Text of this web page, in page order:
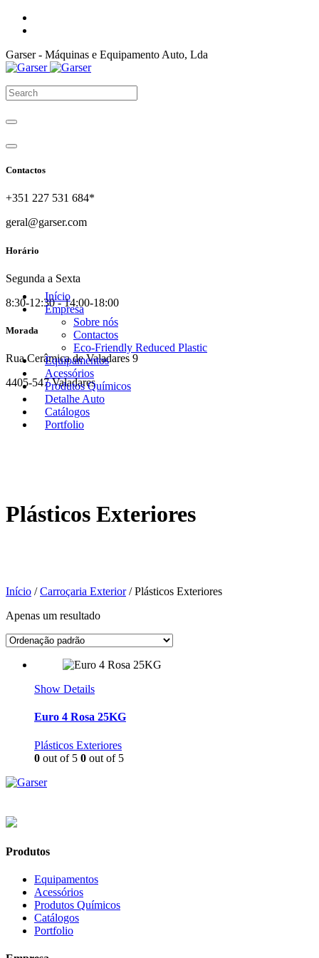
Garser - Máquinas e Equipamento Auto, Lda
Contactos
+351 227 531 684*
geral@garser.com
Horário
Segunda a Sexta
8:30-12:30 - 14:00-18:00
Morada
Rua Cerâmica de Valadares 9
4405-547 Valadares
Início
Empresa
Sobre nós
Contactos
Eco-Friendly Reduced Plastic
Equipamentos
Acessórios
Produtos Químicos
Detalhe Auto
Catálogos
Portfolio
Plásticos Exteriores
Início /Carroçaria Exterior/ Plásticos Exteriores
Apenas um resultado
Show Details
Euro 4 Rosa 25KG
Plásticos Exteriores
0 out of 5 0 out of 5
Produtos
Equipamentos
Acessórios
Produtos Químicos
Catálogos
Portfolio